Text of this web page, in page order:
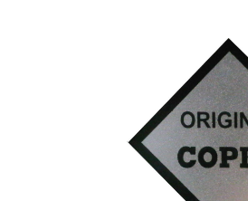
navigation
content